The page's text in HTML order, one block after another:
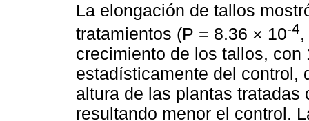
La elongación de tallos
tratamientos (P = 8.36 × 10-4
crecimiento de los tallos,
estadísticamente del control,
altura de las plantas tratadas
resultando menor el control.